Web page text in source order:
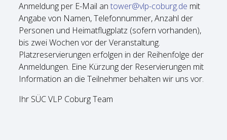
Anmeldung per E-Mail an tower@vlp-coburg.de mit
Angabe von Namen, Telefonnummer, Anzahl der
Personen und Heimatflugplatz (sofern vorhanden),
bis zwei Wochen vor der Veranstaltung.
Platzreservierungen erfolgen in der Reihenfolge der
Anmeldungen. Eine Kürzung der Reservierungen mit
Information an die Teilnehmer behalten wir uns vor.
Ihr SÜC VLP Coburg Team